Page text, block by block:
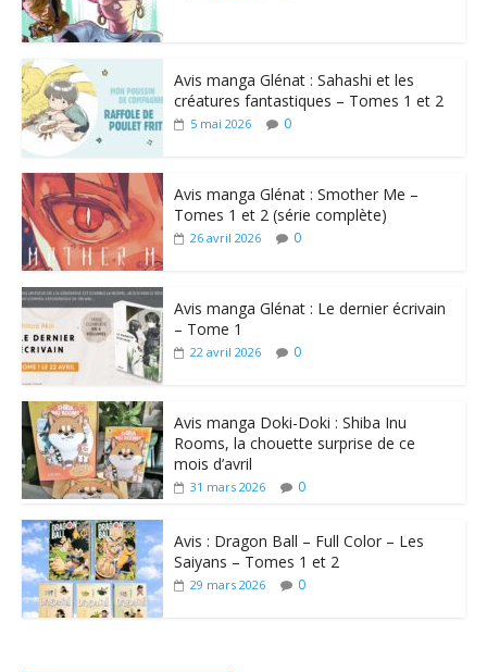
Avis manga Glénat : Sahashi et les
créatures fantastiques – Tomes 1 et 2
5 mai 2026 0
Avis manga Glénat : Smother Me –
Tomes 1 et 2 (série complète)
26 avril 2026 0
Avis manga Glénat : Le dernier écrivain
– Tome 1
22 avril 2026 0
Avis manga Doki-Doki : Shiba Inu
Rooms, la chouette surprise de ce
mois d’avril
31 mars 2026 0
Avis : Dragon Ball – Full Color – Les
Saiyans – Tomes 1 et 2
29 mars 2026 0